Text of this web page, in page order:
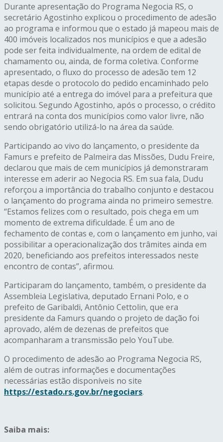
Durante apresentação do Programa Negocia RS, o
secretário Agostinho explicou o procedimento de adesão
ao programa e informou que o estado já mapeou mais de
400 imóveis localizados nos municípios e que a adesão
pode ser feita individualmente, na ordem de edital de
chamamento ou, ainda, de forma coletiva. Conforme
apresentado, o fluxo do processo de adesão tem 12
etapas desde o protocolo do pedido encaminhado pelo
município até a entrega do imóvel para a prefeitura que
solicitou. Segundo Agostinho, após o processo, o crédito
entrará na conta dos municípios como valor livre, não
sendo obrigatório utilizá-lo na área da saúde.
Participando ao vivo do lançamento, o presidente da
Famurs e prefeito de Palmeira das Missões, Dudu Freire,
declarou que mais de cem municípios já demonstraram
interesse em aderir ao Negocia RS. Em sua fala, Dudu
reforçou a importância do trabalho conjunto e destacou
o lançamento do programa ainda no primeiro semestre.
“Estamos felizes com o resultado, pois chega em um
momento de extrema dificuldade. É um ano de
fechamento de contas e, com o lançamento em junho, vai
possibilitar a operacionalização dos trâmites ainda em
2020, beneficiando aos prefeitos interessados neste
encontro de contas”, afirmou.
Participaram do lançamento, também, o presidente da
Assembleia Legislativa, deputado Ernani Polo, e o
prefeito de Garibaldi, Antônio Cettolin, que era
presidente da Famurs quando o projeto de dação foi
aprovado, além de dezenas de prefeitos que
acompanharam a transmissão pelo YouTube.
O procedimento de adesão ao Programa Negocia RS,
além de outras informações e documentações
necessárias estão disponíveis no site
https://estado.rs.gov.br/negociars.
Saiba mais: